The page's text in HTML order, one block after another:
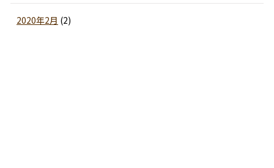
2020年2月 (2)